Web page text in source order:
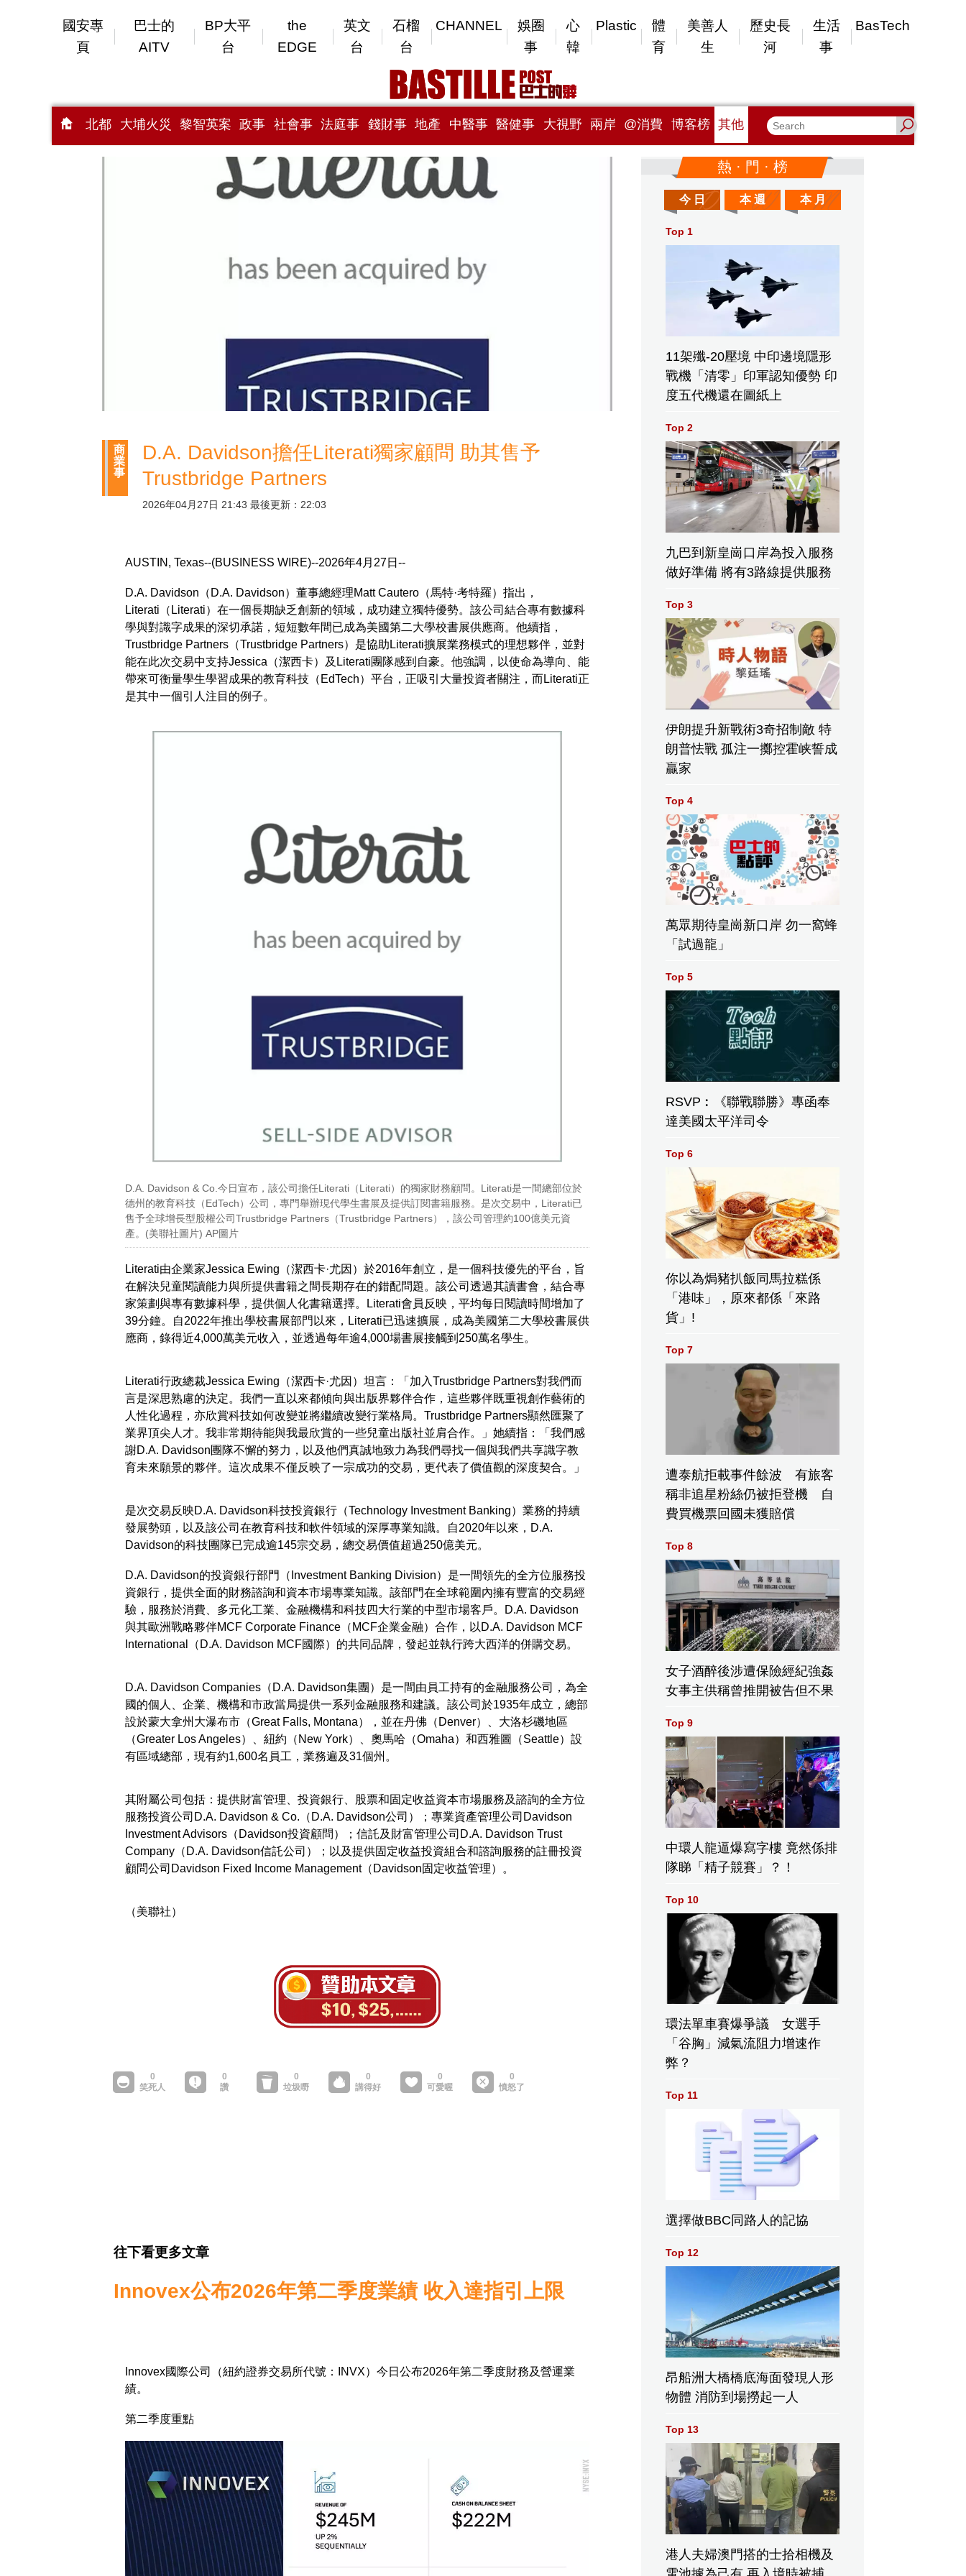
國安專
頁
巴士的
AITV
BP大平
台
the
EDGE
英文
台
石榴
台
CHANNEL
娛圈
事
心
韓
Plastic
體
育
美善人
生
歷史長
河
生活
事
BasTech
北都 大埔火災 黎智英案 政事 社會事 法庭事 錢財事 地產 中醫事 醫健事 大視野 兩岸 @消費 博客榜 其他
商
業
事
D.A. Davidson擔任Literati獨家顧問 助其售予
Trustbridge Partners
2026年04月27日 21:43 最後更新：22:03
AUSTIN, Texas--(BUSINESS WIRE)--2026年4月27日--
D.A. Davidson（D.A. Davidson）董事總經理Matt Cautero（馬特·考特羅）指出，
Literati（Literati）在一個長期缺乏創新的領域，成功建立獨特優勢。該公司結合專有數據科
學與對識字成果的深切承諾，短短數年間已成為美國第二大學校書展供應商。他續指，
Trustbridge Partners（Trustbridge Partners）是協助Literati擴展業務模式的理想夥伴，並對
能在此次交易中支持Jessica（潔西卡）及Literati團隊感到自豪。他強調，以使命為導向、能
帶來可衡量學生學習成果的教育科技（EdTech）平台，正吸引大量投資者關注，而Literati正
是其中一個引人注目的例子。
D.A. Davidson & Co.今日宣布，該公司擔任Literati（Literati）的獨家財務顧問。Literati是一間總部位於
德州的教育科技（EdTech）公司，專門舉辦現代學生書展及提供訂閱書籍服務。是次交易中，Literati已
售予全球增長型股權公司Trustbridge Partners（Trustbridge Partners），該公司管理約100億美元資
產。(美聯社圖片) AP圖片
Literati由企業家Jessica Ewing（潔西卡·尤因）於2016年創立，是一個科技優先的平台，旨
在解決兒童閱讀能力與所提供書籍之間長期存在的錯配問題。該公司透過其讀書會，結合專
家策劃與專有數據科學，提供個人化書籍選擇。Literati會員反映，平均每日閱讀時間增加了
39分鐘。自2022年推出學校書展部門以來，Literati已迅速擴展，成為美國第二大學校書展供
應商，錄得近4,000萬美元收入，並透過每年逾4,000場書展接觸到250萬名學生。
Literati行政總裁Jessica Ewing（潔西卡·尤因）坦言：「加入Trustbridge Partners對我們而
言是深思熟慮的決定。我們一直以來都傾向與出版界夥伴合作，這些夥伴既重視創作藝術的
人性化過程，亦欣賞科技如何改變並將繼續改變行業格局。Trustbridge Partners顯然匯聚了
業界頂尖人才。我非常期待能與我最欣賞的一些兒童出版社並肩合作。」她續指：「我們感
謝D.A. Davidson團隊不懈的努力，以及他們真誠地致力為我們尋找一個與我們共享識字教
育未來願景的夥伴。這次成果不僅反映了一宗成功的交易，更代表了價值觀的深度契合。」
是次交易反映D.A. Davidson科技投資銀行（Technology Investment Banking）業務的持續
發展勢頭，以及該公司在教育科技和軟件領域的深厚專業知識。自2020年以來，D.A.
Davidson的科技團隊已完成逾145宗交易，總交易價值超過250億美元。
D.A. Davidson的投資銀行部門（Investment Banking Division）是一間領先的全方位服務投
資銀行，提供全面的財務諮詢和資本市場專業知識。該部門在全球範圍內擁有豐富的交易經
驗，服務於消費、多元化工業、金融機構和科技四大行業的中型市場客戶。D.A. Davidson
與其歐洲戰略夥伴MCF Corporate Finance（MCF企業金融）合作，以D.A. Davidson MCF
International（D.A. Davidson MCF國際）的共同品牌，發起並執行跨大西洋的併購交易。
D.A. Davidson Companies（D.A. Davidson集團）是一間由員工持有的金融服務公司，為全
國的個人、企業、機構和市政當局提供一系列金融服務和建議。該公司於1935年成立，總部
設於蒙大拿州大瀑布市（Great Falls, Montana），並在丹佛（Denver）、大洛杉磯地區
（Greater Los Angeles）、紐約（New York）、奧馬哈（Omaha）和西雅圖（Seattle）設
有區域總部，現有約1,600名員工，業務遍及31個州。
其附屬公司包括：提供財富管理、投資銀行、股票和固定收益資本市場服務及諮詢的全方位
服務投資公司D.A. Davidson & Co.（D.A. Davidson公司）；專業資產管理公司Davidson
Investment Advisors（Davidson投資顧問）；信託及財富管理公司D.A. Davidson Trust
Company（D.A. Davidson信託公司）；以及提供固定收益投資組合和諮詢服務的註冊投資
顧問公司Davidson Fixed Income Management（Davidson固定收益管理）。
（美聯社）
往下看更多文章
Innovex公布2026年第二季度業績 收入達指引上限
Innovex國際公司（紐約證券交易所代號：INVX）今日公布2026年第二季度財務及營運業
績。
第二季度重點
熱 · 門 · 榜
今 日 本 週 本 月
Top 1
11架殲-20壓境 中印邊境隱形
戰機「清零」印軍認知優勢 印
度五代機還在圖紙上
Top 2
九巴到新皇崗口岸為投入服務
做好準備 將有3路線提供服務
Top 3
伊朗提升新戰術3奇招制敵 特
朗普怯戰 孤注一擲控霍峡誓成
贏家
Top 4
萬眾期待皇崗新口岸 勿一窩蜂
「試過龍」
Top 5
RSVP︰《聯戰聯勝》專函奉
達美國太平洋司令
Top 6
你以為焗豬扒飯同馬拉糕係
「港味」，原來都係「來路
貨」!
Top 7
遭泰航拒載事件餘波 有旅客
稱非追星粉絲仍被拒登機 自
費買機票回國未獲賠償
Top 8
女子酒醉後涉遭保險經紀強姦
女事主供稱曾推開被告但不果
Top 9
中環人龍逼爆寫字樓 竟然係排
隊睇「精子競賽」？！
Top 10
環法單車賽爆爭議 女選手
「谷胸」減氣流阻力增速作
弊？
Top 11
選擇做BBC同路人的記協
Top 12
昂船洲大橋橋底海面發現人形
物體 消防到場撈起一人
Top 13
港人夫婦澳門搭的士拾相機及